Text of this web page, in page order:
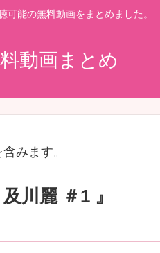
能の無料動画をまとめました。
動画まとめ
みます。
川麗 ＃1 』